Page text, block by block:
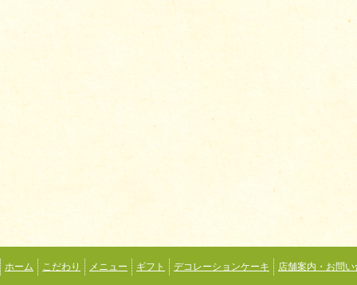
ホーム こだわり メニュー ギフト デコレーションケーキ 店舗案内・お問い